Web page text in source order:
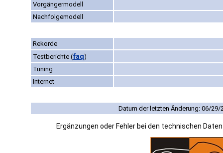
Vorgängermodell
Nachfolgemodell
Rekorde
Testberichte (faq)
Tuning
Internet
Datum der letzten Änderung: 06/29/
Ergänzungen oder Fehler bei den technischen